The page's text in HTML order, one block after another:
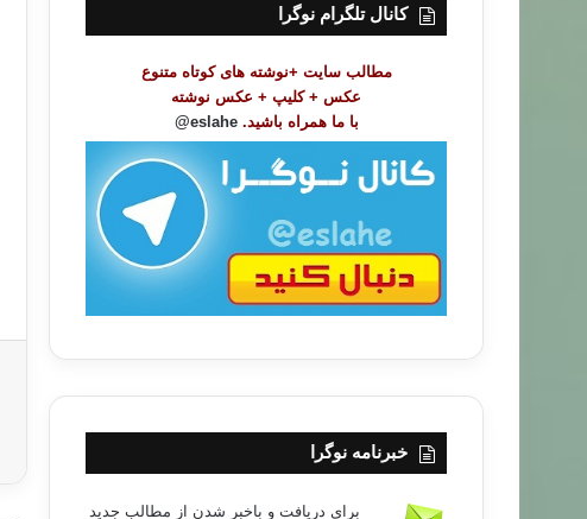
ض
کانال تلگرام نوگرا
مطالب سایت +نوشته های کوتاه متنوع
عکس + کلیپ + عکس نوشته
با ما همراه باشید. eslahe@
خبرنامه نوگرا
برای دریافت و باخبر شدن از مطالب جدید